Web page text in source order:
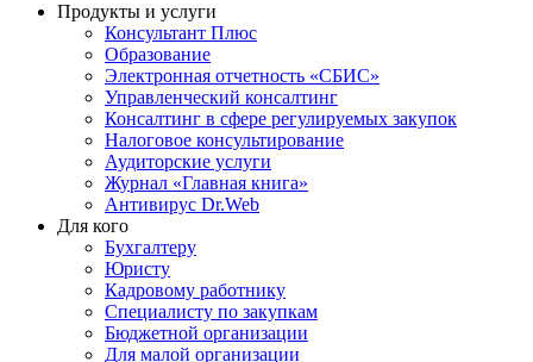
Продукты и услуги
Консультант Плюс
Образование
Электронная отчетность «СБИС»
Управленческий консалтинг
Консалтинг в сфере регулируемых закупок
Налоговое консультирование
Аудиторские услуги
Журнал «Главная книга»
Антивирус Dr.Web
Для кого
Бухгалтеру
Юристу
Кадровому работнику
Специалисту по закупкам
Бюджетной организации
Для малой организации